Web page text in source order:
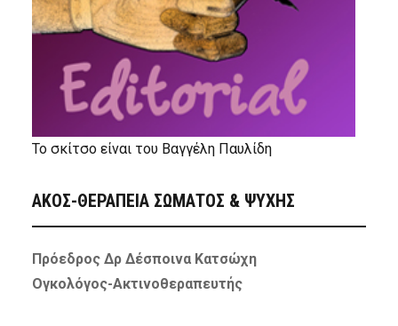
Το σκίτσο είναι του Βαγγέλη Παυλίδη
ΑΚΟΣ-ΘΕΡΑΠΕΙΑ ΣΩΜΑΤΟΣ & ΨΥΧΗΣ
Πρόεδρος Δρ Δέσποινα Κατσώχη
Ογκολόγος-Ακτινοθεραπευτής